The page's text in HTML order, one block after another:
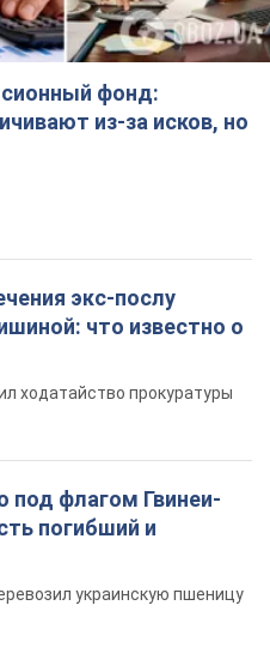
что известно о
ходатайство прокуратуры
под флагом Гвинеи-
погибший и